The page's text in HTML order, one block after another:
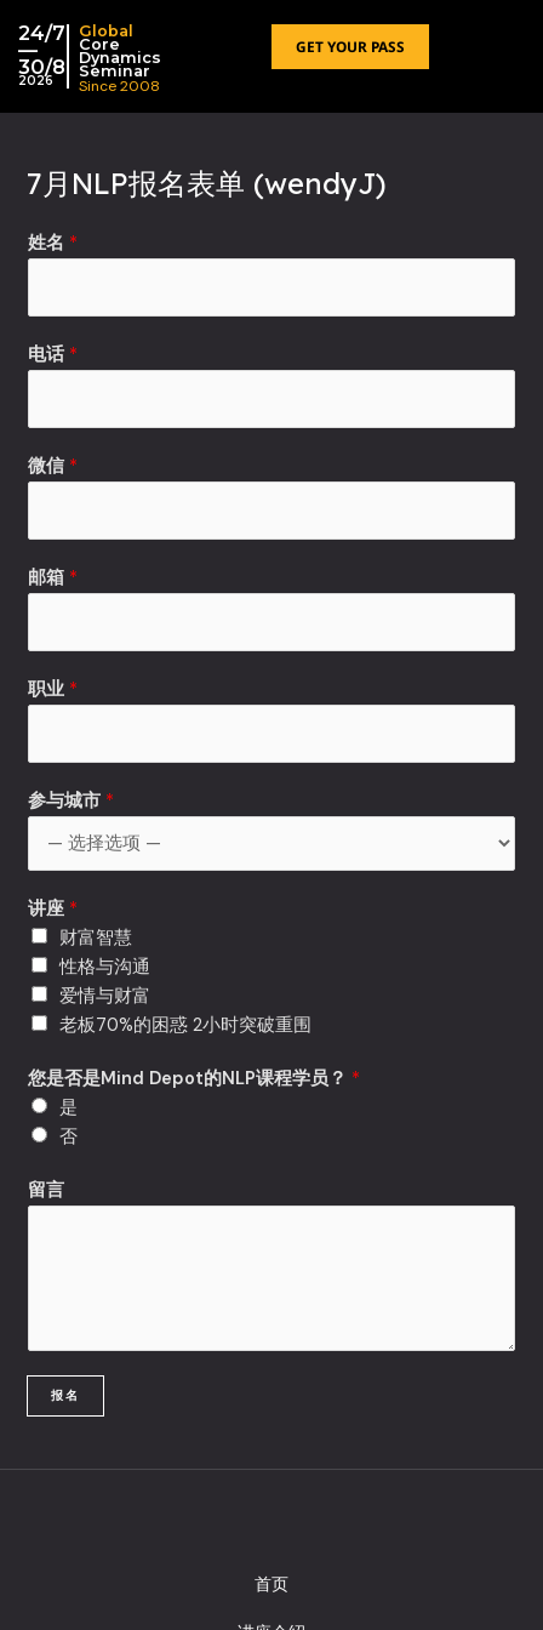
24/7
—
30/8
2026
Global
Core
Dynamics
Seminar
Since 2008
GET YOUR PASS
7月NLP报名表单 (wendyJ)
姓名 *
电话 *
*
讲
电
话
微信 *
邮箱 *
职业 *
参与城市 *
讲座 *
财富智慧
性格与沟通
爱情与财富
老板70%的困惑 2小时突破重围
您是否是Mind Depot的NLP课程学员？ *
是
否
留言
报名
首页